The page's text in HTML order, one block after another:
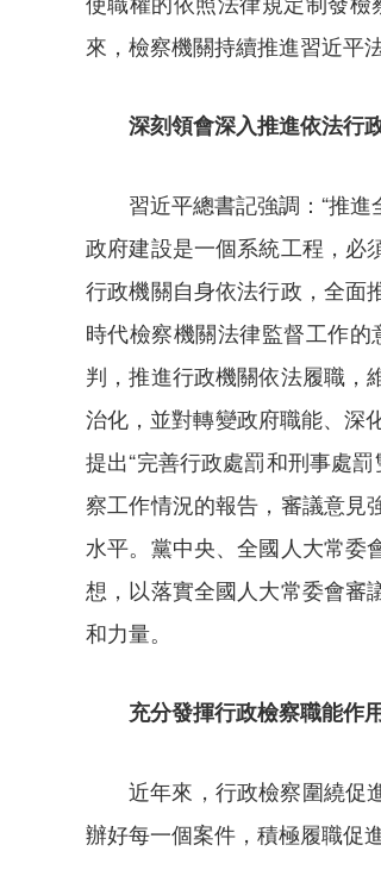
來，檢察機關持續推進習近平
深刻領會深入推進依法行
習近平總書記強調：“推
政府建設是一個系統工程，必
行政機關自身依法行政，全面
時代檢察機關法律監督工作
判，推進行政機關依法履職，
治化，並對轉變政府職能、深
提出“完善行政處罰和刑事處
察工作情況的報告，審議意見
水平。黨中央、全國人大常委
想，以落實全國人大常委會審
和力量。
充分發揮行政檢察職能作
近年來，行政檢察圍繞促
辦好每一個案件，積極履職促